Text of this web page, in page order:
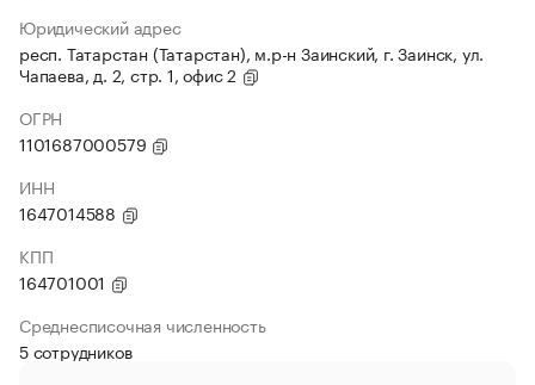
Юридический адрес
респ. Татарстан (Татарстан), м.р-н Заинский, г. Заинск, ул.
Чапаева, д. 2, стр. 1, офис 2
ОГРН
1101687000579
ИНН
1647014588
КПП
164701001
Среднесписочная численность
5 сотрудников